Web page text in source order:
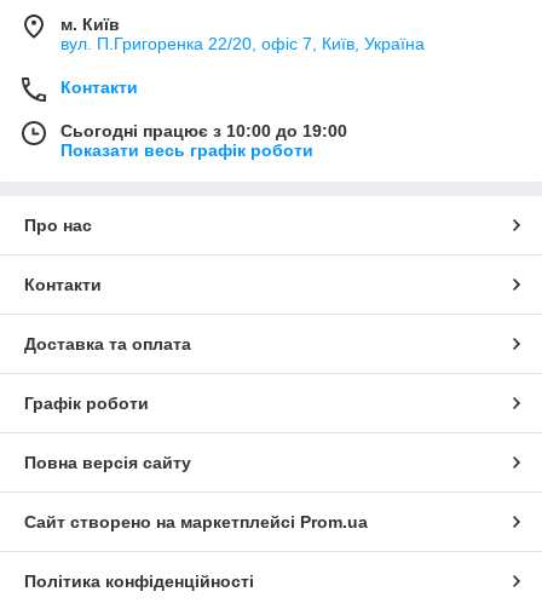
м. Київ
вул. П.Григоренка 22/20, офіс 7, Київ, Україна
Контакти
Сьогодні працює з 10:00 до 19:00
Показати весь графік роботи
Про нас
Контакти
Доставка та оплата
Графік роботи
Повна версія сайту
Сайт створено на маркетплейсі Prom.ua
Політика конфіденційності